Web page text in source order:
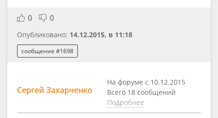
0 0
Опубликовано: 14.12.2015, в 11:18
сообщение #1698
Сергей Захарченко
На форуме с 10.12.2015
Всего 18 сообщений
Подробнее